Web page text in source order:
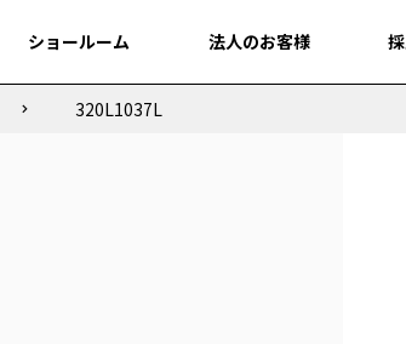
ショールーム
ショールーム 法人のお客様
法人のお客様
320L1037L